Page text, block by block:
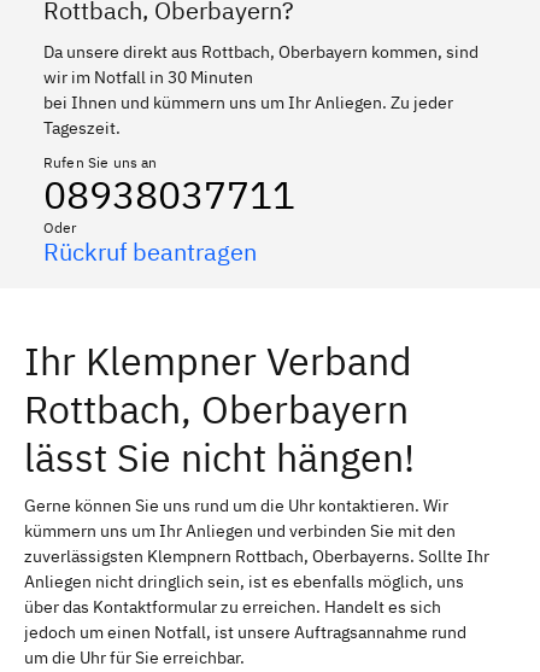
Rottbach, Oberbayern?
Da unsere direkt aus Rottbach, Oberbayern kommen, sind
wir im Notfall in 30 Minuten
bei Ihnen und kümmern uns um Ihr Anliegen. Zu jeder
Tageszeit.
Rufen Sie uns an
08938037711
Oder
Rückruf beantragen
Ihr Klempner Verband
Rottbach, Oberbayern
lässt Sie nicht hängen!
Gerne können Sie uns rund um die Uhr kontaktieren. Wir
kümmern uns um Ihr Anliegen und verbinden Sie mit den
zuverlässigsten Klempnern Rottbach, Oberbayerns. Sollte Ihr
Anliegen nicht dringlich sein, ist es ebenfalls möglich, uns
über das Kontaktformular zu erreichen. Handelt es sich
jedoch um einen Notfall, ist unsere Auftragsannahme rund
um die Uhr für Sie erreichbar.